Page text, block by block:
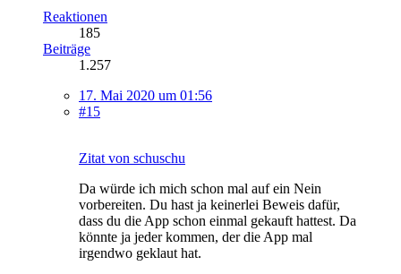
Reaktionen
185
Beiträge
1.257
17. Mai 2020 um 01:56
#15
Zitat von schuschu
Da würde ich mich schon mal auf ein Nein
vorbereiten. Du hast ja keinerlei Beweis dafür,
dass du die App schon einmal gekauft hattest. Da
könnte ja jeder kommen, der die App mal
irgendwo geklaut hat.